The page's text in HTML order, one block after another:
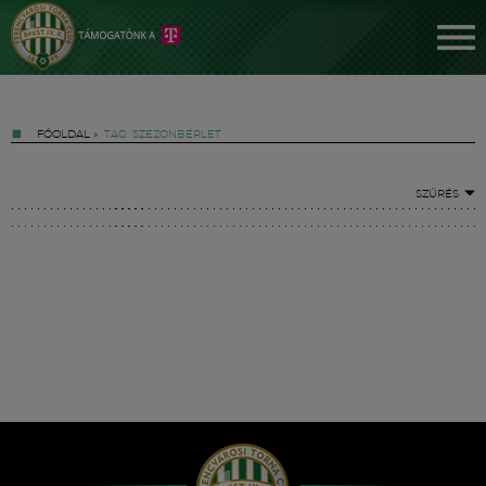
FŐOLDAL » TAG: SZEZONBÉRLET
SZŰRÉS
Hírek